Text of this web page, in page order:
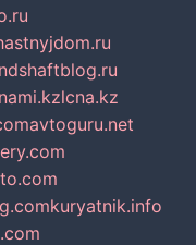
lcna.kz
avtoguru.net
kuryatnik.info